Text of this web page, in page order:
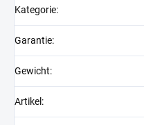
Kategorie:
Garantie:
Gewicht:
Artikel :